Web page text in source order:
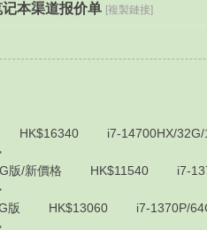
本渠道报价单 [複製鏈接]
i7-14700HX/32G/
/新價格 HK$11540 i7-
HK$13060 i7-1370P/64G/